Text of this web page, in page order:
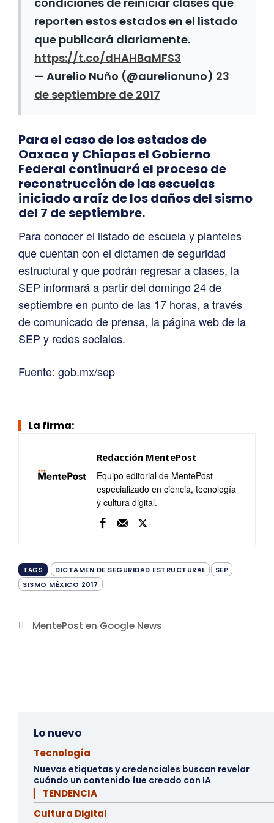
reporten estos estados en el listado
que publicará diariamente.
https://t.co/dHAHBaMFS3
— Aurelio Nuño (@aurelionuno) 23
de septiembre de 2017
Para el caso de los estados de
Oaxaca y Chiapas el Gobierno
Federal continuará el proceso de
reconstrucción de las escuelas
iniciado a raíz de los daños del sismo
del 7 de septiembre.
Para conocer el listado de escuela y planteles
que cuentan con el dictamen de seguridad
estructural y que podrán regresar a clases, la
SEP informará a partir del domingo 24 de
septiembre en punto de las 17 horas, a través
de comunicado de prensa, la página web de la
SEP y redes sociales.
Fuente: gob.mx/sep
La firma:
Redacción MentePost
Equipo editorial de MentePost
especializado en ciencia, tecnología
y cultura digital.
TAGS DICTAMEN DE SEGURIDAD ESTRUCTURAL
SEP
SISMO MÉXICO 2017
MentePost en Google News
Lo nuevo
Tecnología
Nuevas etiquetas y credenciales buscan revelar
cuándo un contenido fue creado con IA
▏ TENDENCIA
Cultura Digital